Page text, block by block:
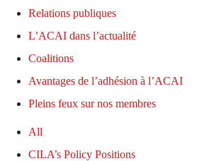
Relations publiques
L’ACAI dans l’actualité
Coalitions
Avantages de l’adhésion à l’ACAI
Pleins feux sur nos membres
All
CILA’s Policy Positions